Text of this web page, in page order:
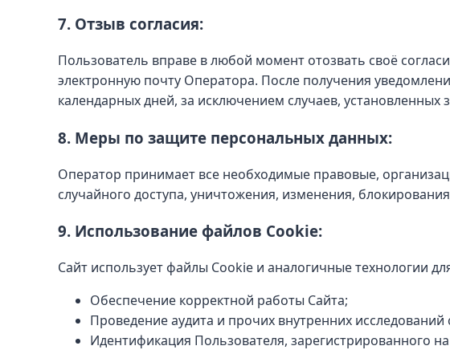
7. Отзыв согласия:
Пользователь вправе в любой момент отозвать своё
электронную почту Оператора. После получения
календарных дней, за исключением случаев, установленных
8. Меры по защите персональных данных:
Оператор принимает все необходимые правовые,
случайного доступа, уничтожения, изменения,
9. Использование файлов Cookie:
Сайт использует файлы Cookie и аналогичные технологии
Обеспечение корректной работы Сайта;
Проведение аудита и прочих внутренних
Идентификация Пользователя, зарегистрированного